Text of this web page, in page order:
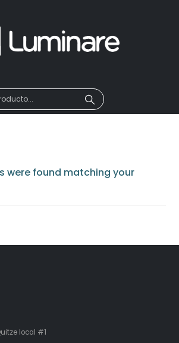
were found matching your
local #1